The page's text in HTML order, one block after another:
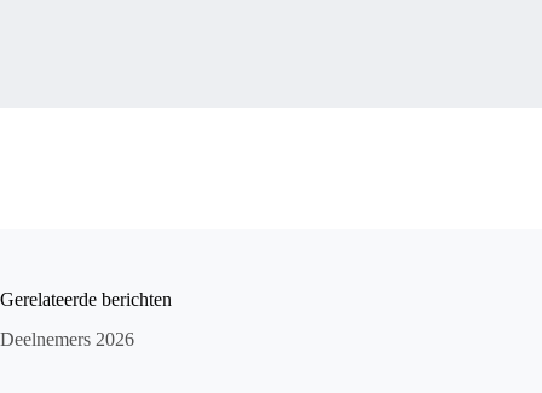
Gerelateerde berichten
Deelnemers 2026